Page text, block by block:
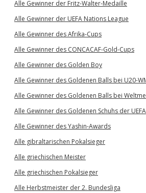
Alle Gewinner der Fritz-Walter-Medaille
Alle Gewinner der UEFA Nations League
Alle Gewinner des Afrika-Cups
Alle Gewinner des CONCACAF-Gold-Cups
Alle Gewinner des Golden Boy
Alle Gewinner des Goldenen Balls bei U20-
Alle Gewinner des Goldenen Balls bei
Alle Gewinner des Goldenen Schuhs der UEFA
Alle Gewinner des Yashin-Awards
Alle gibraltarischen Pokalsieger
Alle griechischen Meister
Alle griechischen Pokalsieger
Alle Herbstmeister der 2. Bundesliga